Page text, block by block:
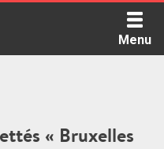
Menu
« Bruxelles